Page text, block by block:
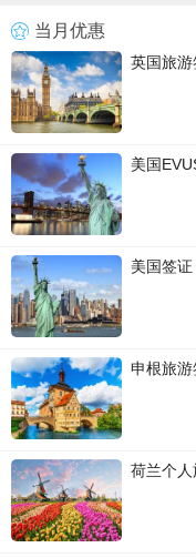
当月优惠
英国旅游
美国
美国签证
申根旅游
荷兰个